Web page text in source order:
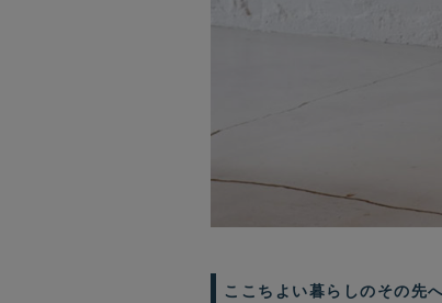
ここちよい暮らしのその先へ